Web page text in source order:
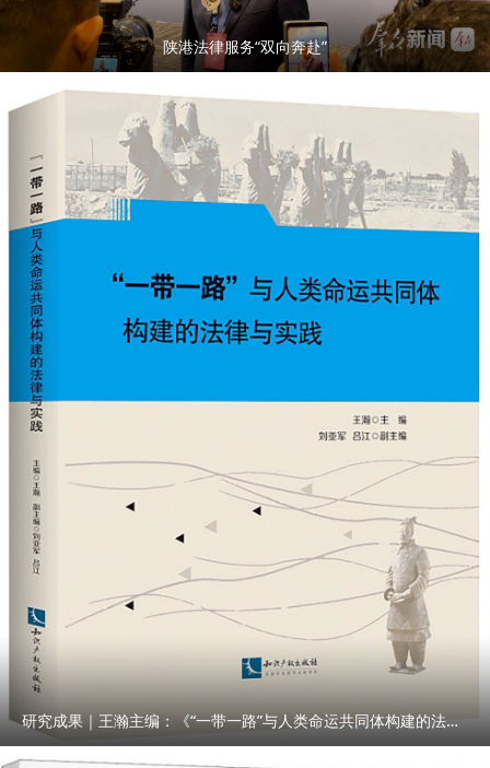
陕港法律服务“双向奔赴”
研究成果｜王瀚主编：《“一带一路”与人类命运共同体构建的法律与实践》